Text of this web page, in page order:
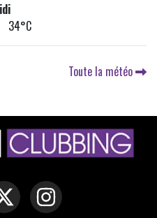
34°C
Toute la météo